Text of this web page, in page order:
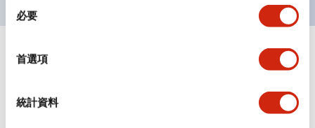
必要
首選項
統計資料
規格 顯示全部 +